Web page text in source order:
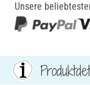
Unsere